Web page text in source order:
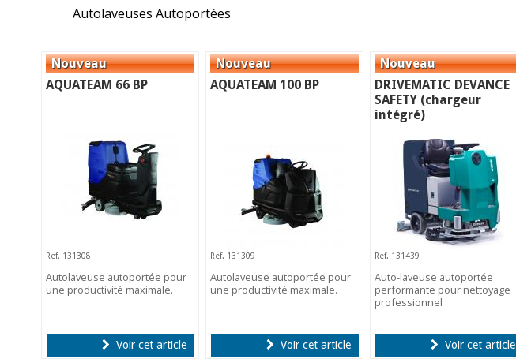
Autolaveuses Autoportées
AQUATEAM 66 BP
Ref. 131308
Autolaveuse autoportée pour
une productivité maximale.
Voir cet article
AQUATEAM 100 BP
Ref. 131309
Autolaveuse autoportée pour
une productivité maximale.
Voir cet article
DRIVEMATIC DEVANCE
SAFETY (chargeur
intégré)
Ref. 131439
Auto-laveuse autoportée
performante pour nettoyage
professionnel
Voir cet article